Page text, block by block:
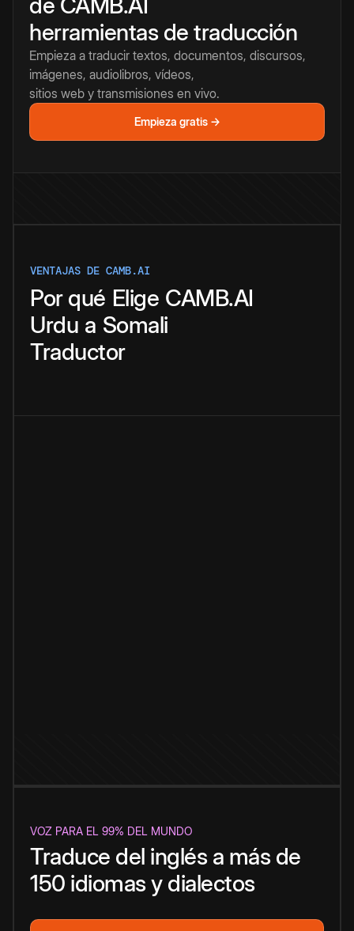
herramientas de traducción
Empieza a traducir textos, documentos, discursos,
imágenes, audiolibros, vídeos,
sitios web y transmisiones en vivo.
Empieza gratis →
VENTAJAS DE CAMB.AI
Por qué Elige CAMB.AI
Urdu a Somali
Traductor
VOZ PARA EL 99% DEL MUNDO
Traduce del inglés a más de
150 idiomas y dialectos